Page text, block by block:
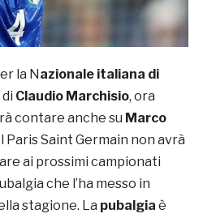
la Nazionale italiana di
Claudio Marchisio, ora
contare anche su Marco
Paris Saint Germain non avrà
ai prossimi campionati
che l’ha messo in
stagione. La pubalgia è